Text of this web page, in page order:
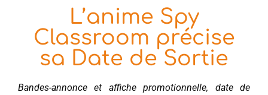
L’anime Spy
Classroom précise
sa Date de Sortie
Bandes-annonce et affiche promotionnelle, date de